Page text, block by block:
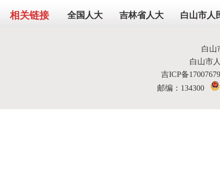
相关链接 全国人大 吉林省人大 白山市人
白山
白山市
吉ICP备
邮编：134300